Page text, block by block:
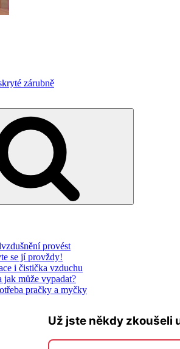
zárubně
provést
se jí provždy!
i čistička vzduchu
jak může vypadat?
pračky a myčky
Už jste někdy zkoušeli